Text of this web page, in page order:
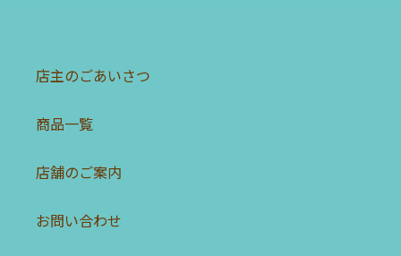
店主のごあいさつ
商品一覧
店舗のご案内
お問い合わせ